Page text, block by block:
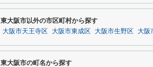
東大阪市以外の市区町村から探す
大阪市天王寺区 大阪市東成区 大阪市生野区 大阪
東大阪市の町名から探す